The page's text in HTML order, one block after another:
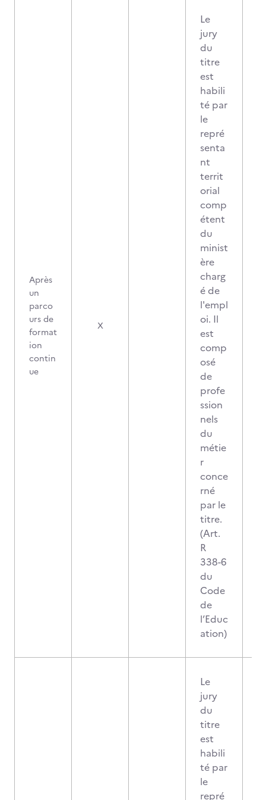
Après
un
parco
urs de
format
ion
contin
ue
X
Le
jury
du
titre
est
habili
té par
le
repré
senta
nt
territ
orial
comp
étent
du
minist
ère
charg
é de
l'empl
oi. Il
est
comp
osé
de
profe
ssion
nels
du
métie
r
conce
rné
par le
titre.
(Art.
R
338-6
du
Code
de
l’Educ
ation)
Le
jury
du
titre
est
habili
té par
le
repré